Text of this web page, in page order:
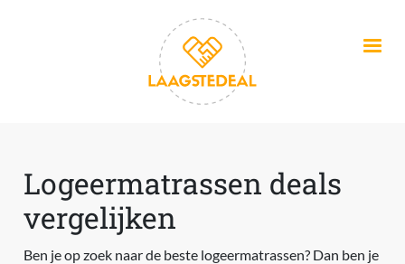
Logeermatrassen deals
vergelijken
Ben je op zoek naar de beste logeermatrassen? Dan ben je